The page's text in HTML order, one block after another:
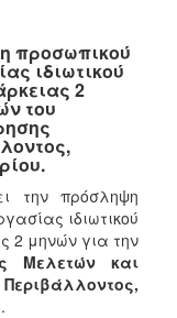
προσωπικού
ιδιωτικού
2
του
την πρόσληψη
ιδιωτικού
2 μηνών για την
Μελετών και
.